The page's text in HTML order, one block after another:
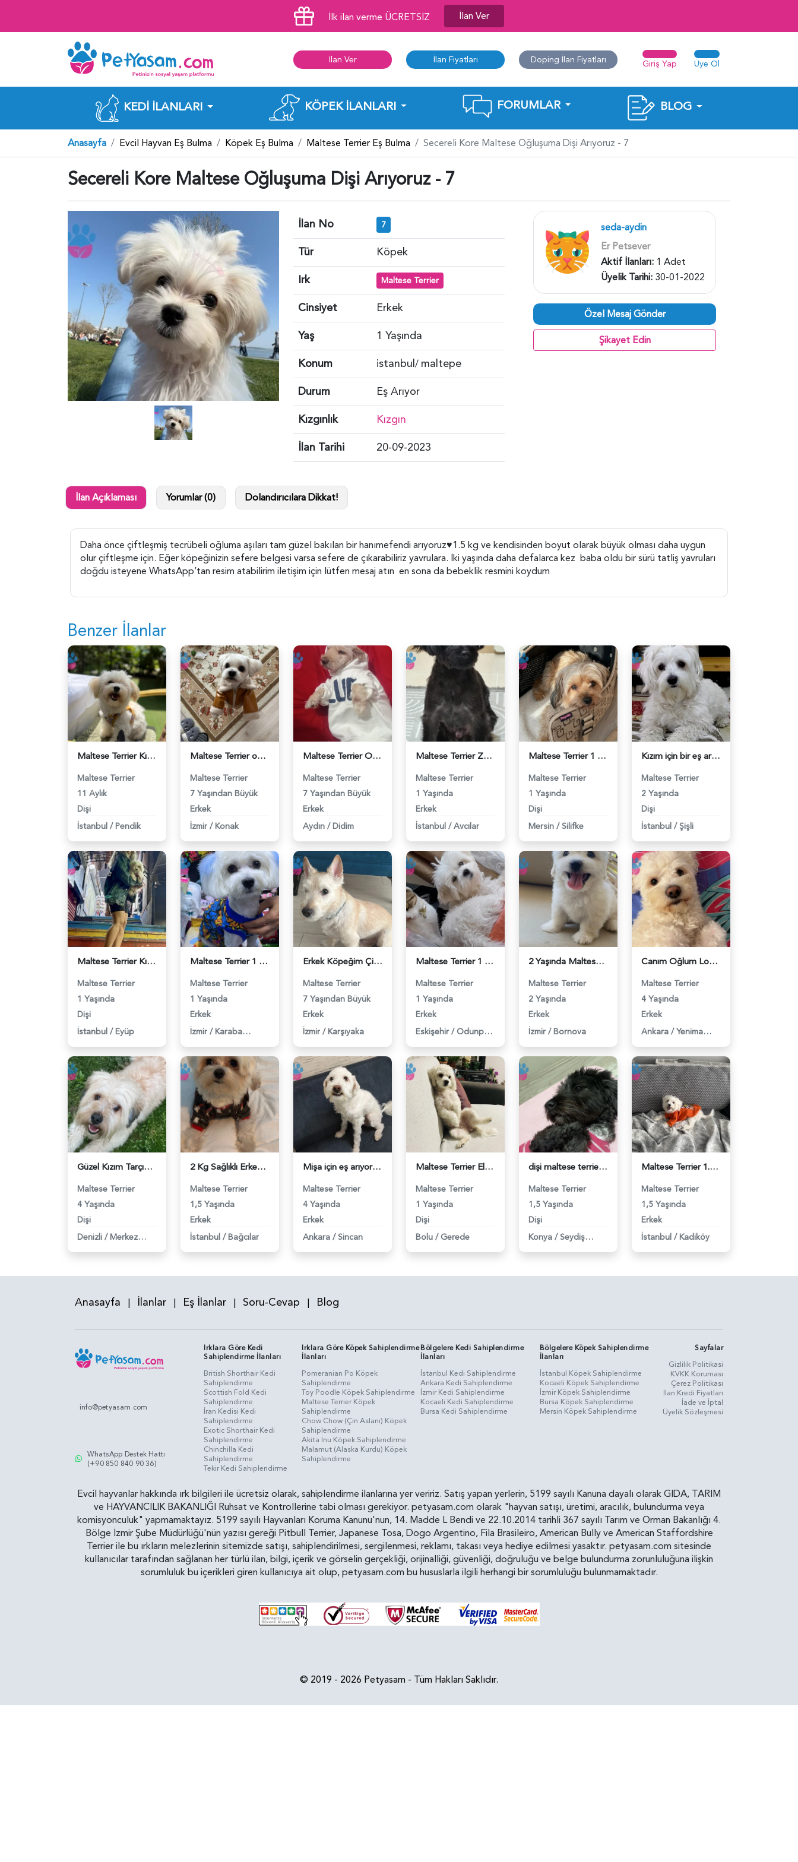
İlk ilan verme ÜCRETSİZ İlan Ver
İlan Ver İlan Fiyatları Doping İlan Fiyatları Giriş Yap Üye Ol
KEDI İLANLARI KÖPEK İLANLARI FORUMLAR BLOG
Anasayfa Evcil Hayvan Eş Bulma Köpek Eş Bulma Maltese Terrier Eş Bulma Secereli Kore Maltese Oğluşuma Dişi Arıyoruz - 7
Secereli Kore Maltese Oğluşuma Dişi Arıyoruz - 7
İlan No 7
Tür
Köpek
Irk
Maltese Terrier
Cinsiyet
Erkek
Yaş
1 Yaşında
Konum
istanbul/ maltepe
Durum
Eş Arıyor
Kızgınlık
Kızgın
İlan Tarihi
20-09-2023
seda-aydin
Er Petsever
Aktif İlanları: 1 Adet
Üyelik Tarihi: 30-01-2022
Özel Mesaj Gönder
Şikayet Edin
İlan Açıklaması Yorumlar (0) Dolandırıcılara Dikkat!
Daha önce çiftleşmiş tecrübeli oğluma aşıları tam güzel bakılan bir hanımefendi arıyoruz♥️1.5 kg ve kendisinden boyut olarak büyük olması daha uygun
olur çiftleşme için. Eğer köpeğinizin sefere belgesi varsa sefere de çıkarabiliriz yavrulara. İki yaşında daha defalarca kez baba oldu bir sürü tatliş yavruları
doğdu isteyene WhatsApp’tan resim atabilirim iletişim için lütfen mesaj atın en sona da bebeklik resmini koydum
Benzer İlanlar
Maltese Terrier Kızıma uygun eş arıyoruz - 118984678
Maltese Terrier
11 Aylık
Dişi
İstanbul / Pendik
Maltese Terrier oğlumuza eş arıyoruz. - 118984579
Maltese Terrier
7 Yaşından Büyük
Erkek
İzmir / Konak
Maltese Terrier Oğlumuz Siya Eş Arıyor - 118984367
Maltese Terrier
7 Yaşından Büyük
Erkek
Aydın / Didim
Maltese Terrier Zeytinbeye dişi ariyoruz - 118984208
Maltese Terrier
1 Yaşında
Erkek
İstanbul / Avcılar
Maltese Terrier 1 Yaşında Dişi Kızgınlıkta - 118984087
Maltese Terrier
1 Yaşında
Dişi
Mersin / Silifke
Kızım için bir eş arıyorum - 118984084
Maltese Terrier
2 Yaşında
Dişi
İstanbul / Şişli
Maltese Terrier Kızıma Tatlış Eş Arıyoruz - 118984022
Maltese Terrier
1 Yaşında
Dişi
İstanbul / Eyüp
Maltese Terrier 1 Yaşında Eş Arıyor - 118983975
Maltese Terrier
1 Yaşında
Erkek
İzmir / Karabağlar
Erkek Köpeğim Çiftleşmek İstiyor - 118983976
Maltese Terrier
7 Yaşından Büyük
Erkek
İzmir / Karşıyaka
Maltese Terrier 1 Yaşında Efe Eş Arıyor - 118983926
Maltese Terrier
1 Yaşında
Erkek
Eskişehir / Odunpazarı
2 Yaşında Maltese Terrier Köpeğime Eş Arıyorum - 118983912
Maltese Terrier
2 Yaşında
Erkek
İzmir / Bornova
Canım Oğlum Lokuma Eş Arıyoruz - 118983903
Maltese Terrier
4 Yaşında
Erkek
Ankara / Yenimahalle
Güzel Kızım Tarçın'a eş arıyorum - 118983728
Maltese Terrier
4 Yaşında
Dişi
Denizli / Merkezefendi
2 Kg Sağlıklı Erkek Maltese Terrier Oğluma Dişi Eş Arıyoruz - 118983603
Maltese Terrier
1,5 Yaşında
Erkek
İstanbul / Bağcılar
Mişa için eş arıyoruz - 118983473
Maltese Terrier
4 Yaşında
Erkek
Ankara / Sincan
Maltese Terrier Elsa Eş Arıyor - 118983158
Maltese Terrier
1 Yaşında
Dişi
Bolu / Gerede
dişi maltese terrier köpeğim için erkek eş arıyorum - 118983127
Maltese Terrier
1,5 Yaşında
Dişi
Konya / Seydişehir
Maltese Terrier 1.5 yaş Erkek acil eş - 118983107
Maltese Terrier
1,5 Yaşında
Erkek
İstanbul / Kadiköy
Anasayfa | İlanlar | Eş İlanlar | Soru-Cevap | Blog
info@petyasam.com
WhatsApp Destek Hattı
(+90 850 840 90 36)
Irklara Göre Kedi
Sahiplendirme İlanları
British Shorthair Kedi
Sahiplendirme
Scottish Fold Kedi
Sahiplendirme
İran Kedisi Kedi
Sahiplendirme
Exotic Shorthair Kedi
Sahiplendirme
Chinchilla Kedi
Sahiplendirme
Tekir Kedi Sahiplendirme
Irklara Göre Köpek Sahiplendirme
İlanları
Pomeranian Po Köpek
Sahiplendirme
Toy Poodle Köpek Sahiplendirme
Maltese Terrier Köpek
Sahiplendirme
Chow Chow (Çin Aslanı) Köpek
Sahiplendirme
Akita Inu Köpek Sahiplendirme
Malamut (Alaska Kurdu) Köpek
Sahiplendirme
Bölgelere Kedi Sahiplendirme
İlanları
İstanbul Kedi Sahiplendirme
Ankara Kedi Sahiplendirme
İzmir Kedi Sahiplendirme
Kocaeli Kedi Sahiplendirme
Bursa Kedi Sahiplendirme
Bölgelere Köpek Sahiplendirme
İlanları
İstanbul Köpek Sahiplendirme
Kocaeli Köpek Sahiplendirme
İzmir Köpek Sahiplendirme
Bursa Köpek Sahiplendirme
Mersin Köpek Sahiplendirme
Sayfalar
Gizlilik Politikasi
KVKK Koruması
Çerez Politikası
İlan Kredi Fiyatları
İade ve İptal
Üyelik Sözleşmesi
Evcil hayvanlar hakkında ırk bilgileri ile ücretsiz olarak, sahiplendirme ilanlarına yer veririz. Satış yapan yerlerin, 5199 sayılı Kanuna dayalı olarak GIDA, TARIM
ve HAYVANCILIK BAKANLIĞI Ruhsat ve Kontrollerine tabi olması gerekiyor. petyasam.com olarak "hayvan satışı, üretimi, aracılık, bulundurma veya
komisyonculuk" yapmamaktayız. 5199 sayılı Hayvanları Koruma Kanunu'nun, 14. Madde L Bendi ve 22.10.2014 tarihli 367 sayılı Tarım ve Orman Bakanlığı 4.
Bölge İzmir Şube Müdürlüğü'nün yazısı gereği Pitbull Terrier, Japanese Tosa, Dogo Argentino, Fila Brasileiro, American Bully ve American Staffordshire
Terrier ile bu ırkların melezlerinin sitemizde satışı, sahiplendirilmesi, sergilenmesi, reklamı, takası veya hediye edilmesi yasaktır. petyasam.com sitesinde
kullanıcılar tarafından sağlanan her türlü ilan, bilgi, içerik ve görselin gerçekliği, orijinalliği, güvenliği, doğruluğu ve belge bulundurma zorunluluğuna ilişkin
sorumluluk bu içerikleri giren kullanıcıya ait olup, petyasam.com bu hususlarla ilgili herhangi bir sorumluluğu bulunmamaktadır.
© 2019 - 2026 Petyasam - Tüm Hakları Saklıdır.